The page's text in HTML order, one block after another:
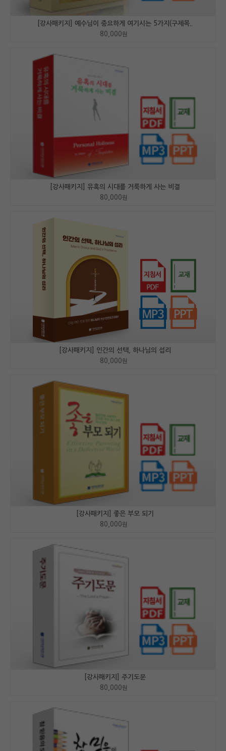
[강사패키지] 예수님이 중요하게 여기시는 5가지(구제목..
80,000원
[강사패키지] 유혹의 시대를 거룩하게 사는 비결
80,000원
[강사패키지] 인간의 선택, 하나님의 섭리
80,000원
[강사패키지] 좋은 부모 되기
80,000원
[강사패키지] 주기도문
80,000원